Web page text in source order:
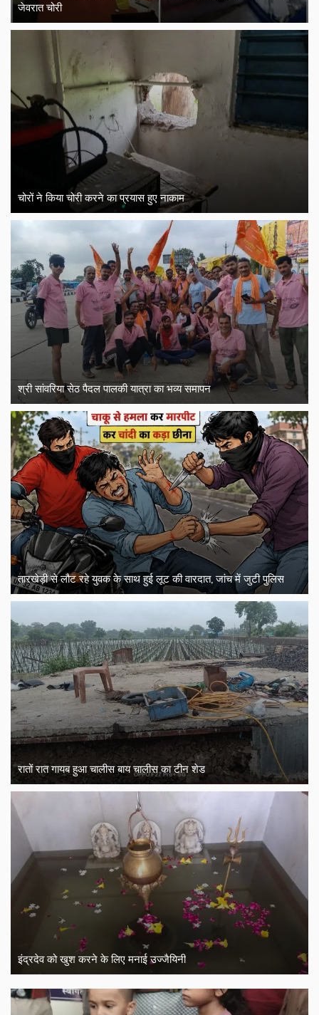
जेवरात चोरी
चोरों ने किया चोरी करने का प्रयास हुए नाकाम
श्री सांवरिया सेठ पैदल पालकी यात्रा का भव्य समापन
तारखेड़ी से लौट रहे युवक के साथ हुई लूट की वारदात, जांच में जुटी पुलिस
रातों रात गायब हुआ चालीस बाय चालीस का टीन शेड
इंद्रदेव को खुश करने के लिए मनाई उज्जैयिनी